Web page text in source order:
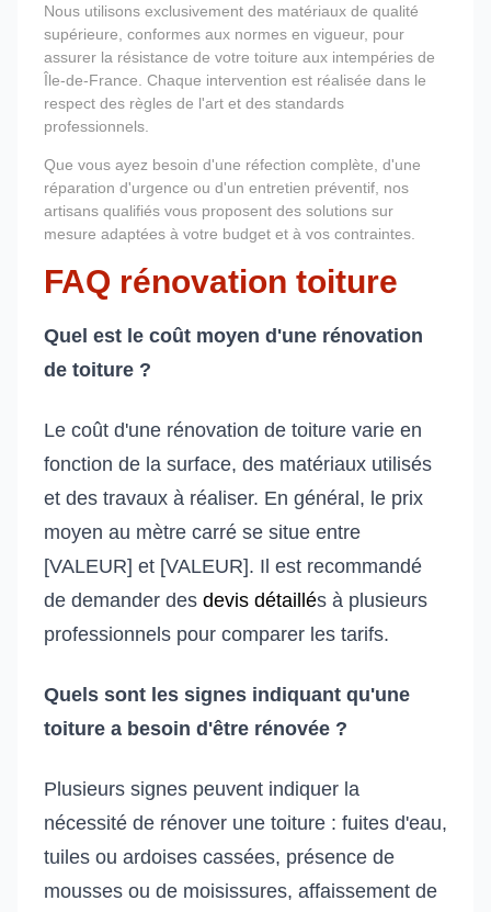
Nous utilisons exclusivement des matériaux de qualité
supérieure, conformes aux normes en vigueur, pour
assurer la résistance de votre toiture aux intempéries de
Île-de-France. Chaque intervention est réalisée dans le
respect des règles de l'art et des standards
professionnels.
Que vous ayez besoin d'une réfection complète, d'une
réparation d'urgence ou d'un entretien préventif, nos
artisans qualifiés vous proposent des solutions sur
mesure adaptées à votre budget et à vos contraintes.
FAQ rénovation toiture
Quel est le coût moyen d'une rénovation
de toiture ?
Le coût d'une rénovation de toiture varie en
fonction de la surface, des matériaux utilisés
et des travaux à réaliser. En général, le prix
moyen au mètre carré se situe entre
[VALEUR] et [VALEUR]. Il est recommandé
de demander des devis détaillés à plusieurs
professionnels pour comparer les tarifs.
Quels sont les signes indiquant qu'une
toiture a besoin d'être rénovée ?
Plusieurs signes peuvent indiquer la
nécessité de rénover une toiture : fuites d'eau,
tuiles ou ardoises cassées, présence de
mousses ou de moisissures, affaissement de